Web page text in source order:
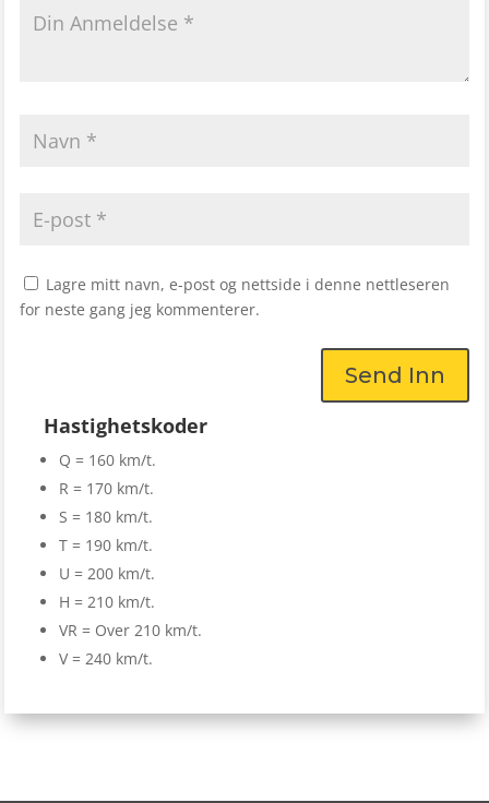
Lagre mitt navn, e-post og nettside i denne nettleseren
for neste gang jeg kommenterer.
Send Inn
Hastighetskoder
Q = 160 km/t.
R = 170 km/t.
S = 180 km/t.
T = 190 km/t.
U = 200 km/t.
H = 210 km/t.
VR = Over 210 km/t.
V = 240 km/t.